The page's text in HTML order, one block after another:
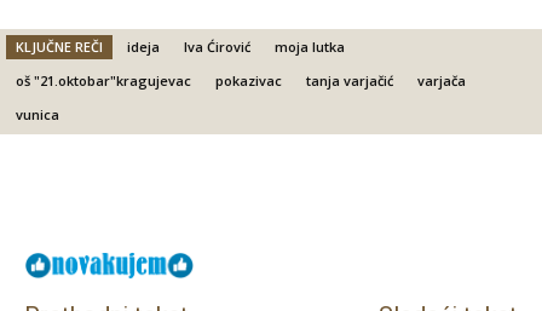
KLJUČNE REČI ideja Iva Ćirović
moja lutka
oš "21.oktobar"kragujevac
pokazivac tanja varjačić
varjača
vunica